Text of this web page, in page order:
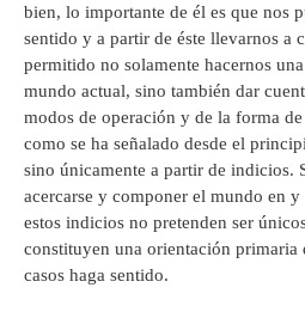
bien, lo importante de él es que nos
sentido y a partir de éste llevarnos a
permitido no solamente hacernos
mundo actual, sino también dar
modos de operación y de la forma
como se ha señalado desde el
sino únicamente a partir de indicios.
acercarse y componer el mundo en
estos indicios no pretenden ser
constituyen una orientación primaria
casos haga sentido.